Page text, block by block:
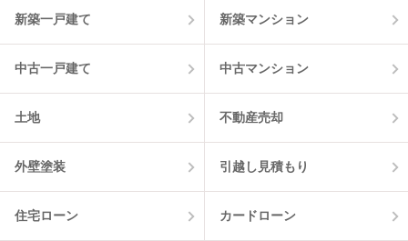
新築一戸建て 新築マンション
中古一戸建て 中古マンション
土地 不動産売却
外壁塗装 引越し見積もり
住宅ローン カードローン